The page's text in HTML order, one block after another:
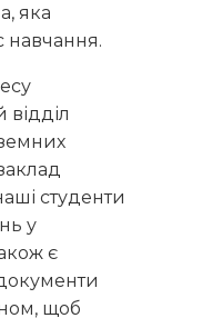
яка
навчання.
студенти
у
є
щоб